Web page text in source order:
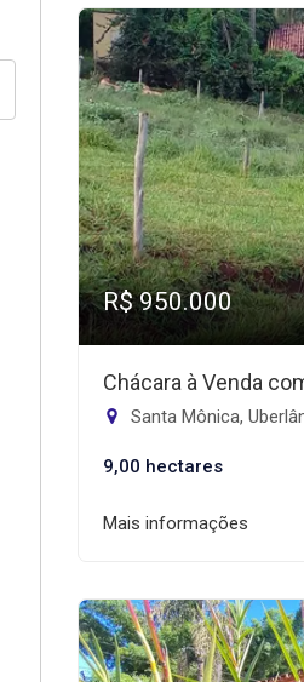
R$ 950.000
Chácara à Venda
Santa Mônica,
9,00 hectares
Mais informações